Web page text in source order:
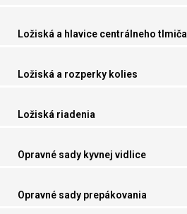
Ložiská a hlavice centrálneho tlmiča
Ložiská a rozperky kolies
Ložiská riadenia
Opravné sady kyvnej vidlice
Opravné sady prepákovania